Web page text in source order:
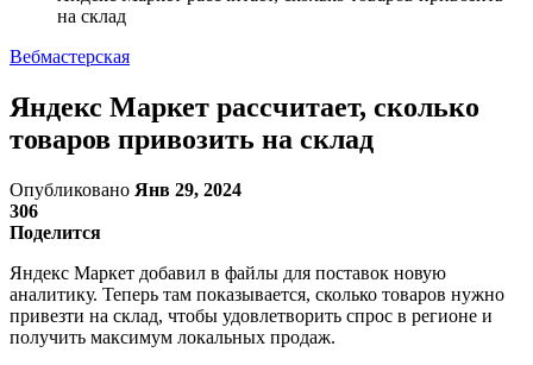
на склад
Вебмастерская
Яндекс Маркет рассчитает, сколько
товаров привозить на склад
Опубликовано Янв 29, 2024
306
Поделится
Яндекс Маркет добавил в файлы для поставок новую
аналитику. Теперь там показывается, сколько товаров нужно
привезти на склад, чтобы удовлетворить спрос в регионе и
получить максимум локальных продаж.